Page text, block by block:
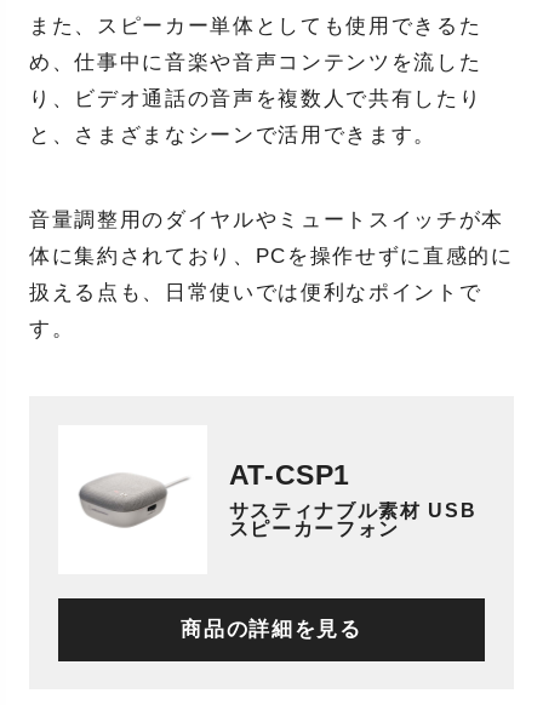
また、スピーカー単体としても使用できるた
め、仕事中に音楽や音声コンテンツを流した
り、ビデオ通話の音声を複数人で共有したり
と、さまざまなシーンで活用できます。
音量調整用のダイヤルやミュートスイッチが本
体に集約されており、PCを操作せずに直感的に
扱える点も、日常使いでは便利なポイントで
す。
AT-CSP1
サスティナブル素材 USB
スピーカーフォン
商品の詳細を見る